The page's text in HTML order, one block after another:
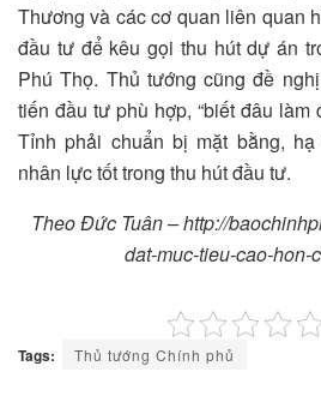
Thương và các cơ quan liên quan
đầu tư để kêu gọi thu hút dự án
Phú Thọ. Thủ tướng cũng đề
tiến đầu tư phù hợp, “biết đâu làm
Tỉnh phải chuẩn bị mặt bằng,
nhân lực tốt trong thu hút đầu tư.
Theo Đức Tuân – http://
dat-muc-tieu-cao-
Tags: Thủ tướng Chính phủ